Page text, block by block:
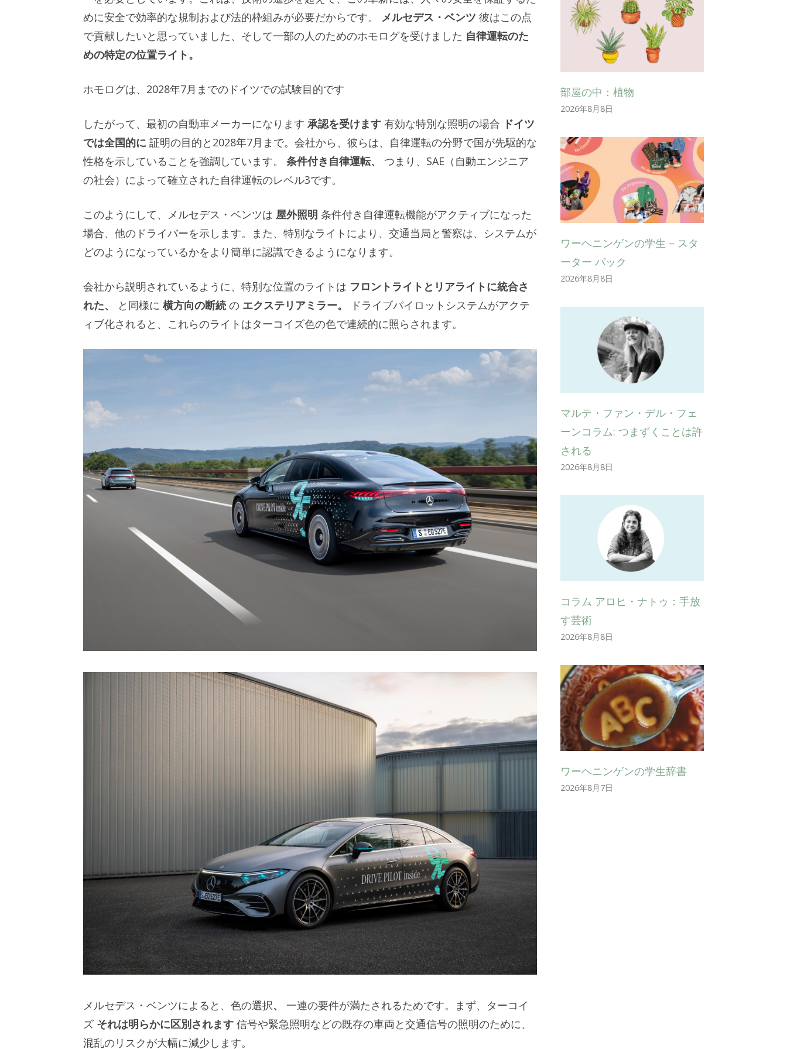
めに安全で効率的な規制および法的枠組みが必要だからです。
メルセデス・ベンツ 彼はこの点
で貢献したいと思っていました、そして一部の人のためのホモログを受けました 自律運転のた
めの特定の位置ライト。
ホモログは、2028年7月までのドイツでの試験目的です
したがって、最初の自動車メーカーになります 承認を受けます 有効な特別な照明の場合 ドイツ
では全国的に 証明の目的と2028年7月まで。会社から、彼らは、自律運転の分野で国が先駆的な
性格を示していることを強調しています。
条件付き自律運転、
つまり、SAE（自動エンジニア
の社会）によって確立された自律運転のレベル3です。
このようにして、メルセデス・ベンツは 屋外照明 条件付き自律運転機能がアクティブになった
場合、他のドライバーを示します。また、特別なライトにより、交通当局と警察は、システムが
どのようになっているかをより簡単に認識できるようになります。
会社から説明されているように、特別な位置のライトは フロントライトとリアライトに統合さ
れた、
と同様に 横方向の断続 の エクステリアミラー。
ドライブパイロットシステムがアクテ
ィブ化されると、これらのライトはターコイズ色の色で連続的に照らされます。
メルセデス・ベンツによると、色の選択、 一連の要件が満たされるためです。まず、ターコイ
ズ それは明らかに区別されます 信号や緊急照明などの既存の車両と交通信号の照明のために、
混乱のリスクが大幅に減少します。
部屋の中：植物
2026年8月8日
ワーヘニンゲンの学生 – スタ
ーター パック
2026年8月8日
マルテ・ファン・デル・フェ
ーンコラム: つまずくことは許
される
2026年8月8日
コラム アロヒ・ナトゥ：手放
す芸術
2026年8月8日
ワーヘニンゲンの学生辞書
2026年8月7日